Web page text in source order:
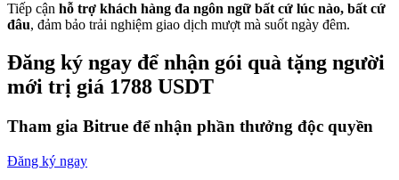
Tiếp cận hỗ trợ khách hàng đa ngôn ngữ bất cứ lúc nào, bất cứ
đâu, đảm bảo trải nghiệm giao dịch mượt mà suốt ngày đêm.
Đăng ký ngay để nhận gói quà tặng người
mới trị giá 1788 USDT
Tham gia Bitrue để nhận phần thưởng độc quyền
Đăng ký ngay